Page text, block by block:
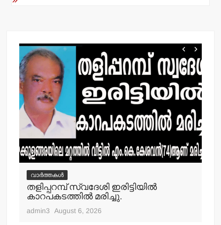
വാർത്തകൾ
തളിപ്പറമ്പ് സ്വദേശി ഇരിട്ടിയില്‍
കാറപകടത്തില്‍ മരിച്ചു.
admin3 August 6, 2026